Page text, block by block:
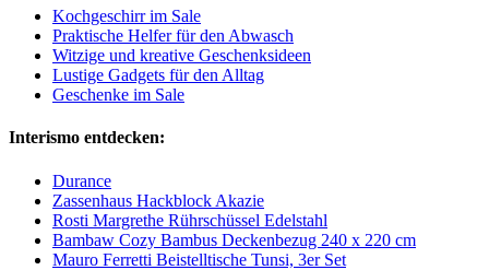
Kochgeschirr im Sale
Praktische Helfer für den Abwasch
Witzige und kreative Geschenksideen
Lustige Gadgets für den Alltag
Geschenke im Sale
Interismo entdecken:
Durance
Zassenhaus Hackblock Akazie
Rosti Margrethe Rührschüssel Edelstahl
Bambaw Cozy Bambus Deckenbezug 240 x 220 cm
Mauro Ferretti Beistelltische Tunsi, 3er Set